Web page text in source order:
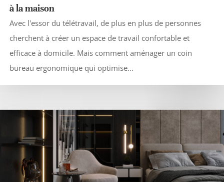
à la maison
Avec l'essor du télétravail, de plus en plus de personnes
cherchent à créer un espace de travail confortable et
efficace à domicile. Mais comment aménager un coin
bureau ergonomique qui optimise...